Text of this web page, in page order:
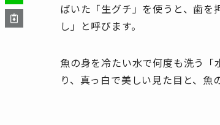
ばいた「生グチ」を使うと、歯を
し」と呼びます。
魚の身を冷たい水で何度も洗う
り、真っ白で美しい見た目と、魚